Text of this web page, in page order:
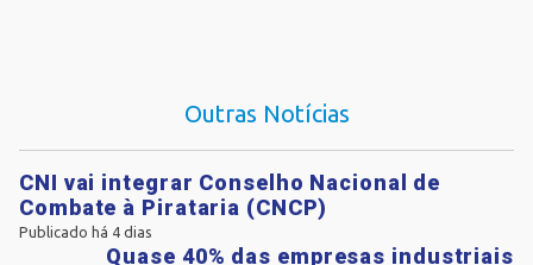
Outras Notícias
CNI vai integrar Conselho Nacional de
Combate à Pirataria (CNCP)
Publicado há 4 dias
Quase 40% das empresas industriais